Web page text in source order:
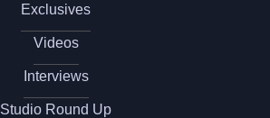
Exclusives
Videos
Interviews
Studio Round Up